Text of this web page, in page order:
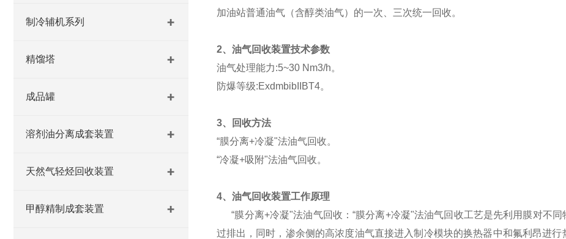
制冷辅机系列
精馏塔
成品罐
溶剂油分离成套装置
天然气轻烃回收装置
甲醇精制成套装置
加油站普通油气（含醇类油气）的一次、三次统一回收。
2、油气回收装置技术参数
油气处理能力:5~30 Nm3/h。
防爆等级:ExdmbibIIBT4。
3、回收方法
“膜分离+冷凝"法油气回收。
“冷凝+吸附"法油气回收。
4、油气回收装置工作原理
“膜分离+冷凝"法油气回收：“膜分离+冷凝"法油气回收工艺是先利用膜对不
过排出，同时，渗余侧的高浓度油气直接进入制冷模块的换热器中和氟利昂进